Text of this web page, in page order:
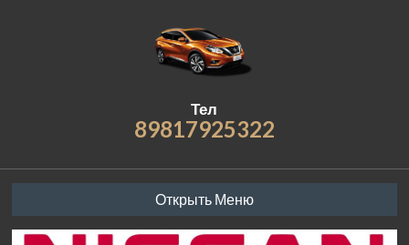
Тел
89817925322
Открыть Меню